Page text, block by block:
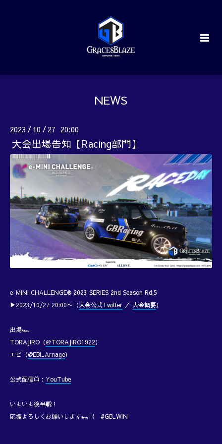
NEWS
2023 / 10 / 27 20:00
大会出場告知【Racing部門】
e-MINI CHALLENGE® 2023 SERIES 2nd Season Rd.5
▶︎2023/10/27 20:00〜（大会公式Twitter ／ 大会概要）
出場🏎️
TORAJIRO（＠TORAJIRO1922）
エビ（@EBI_Arnage）
公式配信📺： YouTube
いよいよ後半戦！
応援よろしくお願いします🏎️💨 #GB_WIN